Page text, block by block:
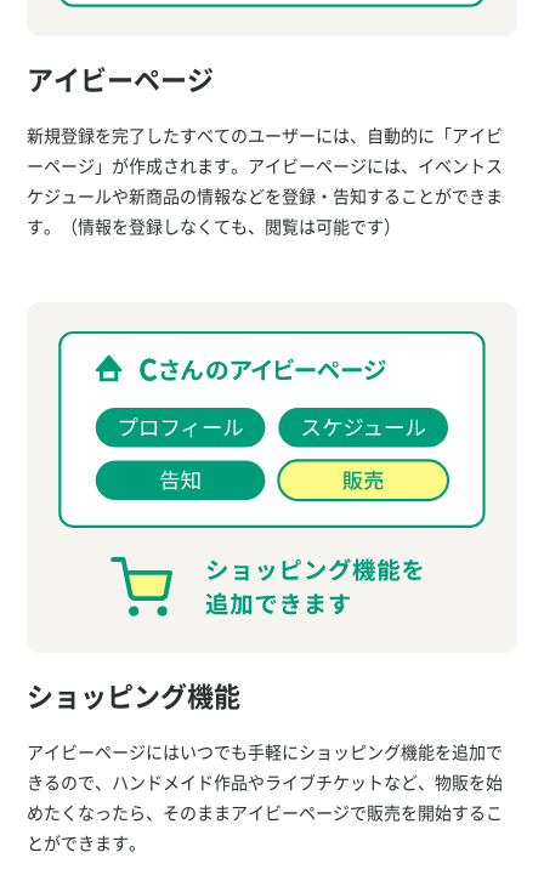
アイビーページ
新規登録を完了したすべてのユーザーには、自動的に「アイビ
ーページ」が作成されます。アイビーページには、イベントス
ケジュールや新商品の情報などを登録・告知することができま
す。（情報を登録しなくても、閲覧は可能です）
ショッピング機能
アイビーページにはいつでも手軽にショッピング機能を追加で
きるので、ハンドメイド作品やライブチケットなど、物販を始
めたくなったら、そのままアイビーページで販売を開始するこ
とができます。